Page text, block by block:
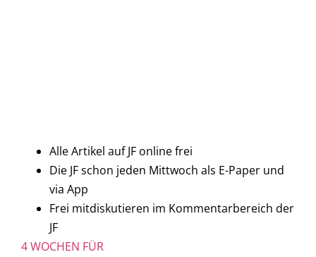
Alle Artikel auf JF online frei
Die JF schon jeden Mittwoch als E-Paper und
via App
Frei mitdiskutieren im Kommentarbereich der
JF
4 WOCHEN FÜR